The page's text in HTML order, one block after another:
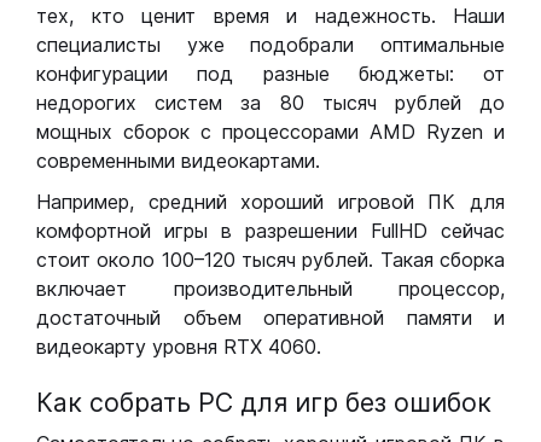
тех, кто ценит время и надежность. Наши
специалисты уже подобрали оптимальные
конфигурации под разные бюджеты: от
недорогих систем за 80 тысяч рублей до
мощных сборок с процессорами AMD Ryzen и
современными видеокартами.
Например, средний хороший игровой ПК для
комфортной игры в разрешении FullHD сейчас
стоит около 100–120 тысяч рублей. Такая сборка
включает производительный процессор,
достаточный объем оперативной памяти и
видеокарту уровня RTX 4060.
Как собрать РС для игр без ошибок